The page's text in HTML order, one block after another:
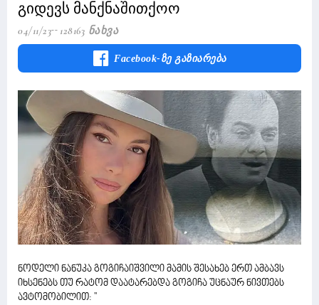
გიდევს მანქნაშითქოო
04/11/23 128163 Ნახვა
Facebook-Ზე Გაზიარება
ნოდელი ნანუკა გოგიჩაიშვილი მამის შესახებ ერთ ამბავს
იხსენებს თუ რატომ დაატარებდა გოგიჩა უცნაურ ნივთებს
ავტომობილით: ''